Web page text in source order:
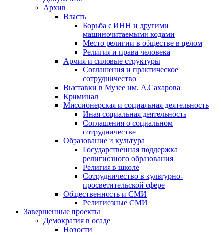
Архив
Власть
Борьба с ИНН и другими
машиночитаемыми кодами
Место религии в обществе в целом
Религия и права человека
Армия и силовые структуры
Соглашения и практическое
сотрудничество
Выставки в Музее им. А.Сахарова
Криминал
Миссионерская и социальная деятельность
Иная социальная деятельность
Соглашения о социальном
сотрудничестве
Образование и культура
Государственная поддержка
религиозного образования
Религия в школе
Сотрудничество в культурно-
просветительской сфере
Общественность и СМИ
Религиозные СМИ
Завершенные проекты
Демократия в осаде
Новости